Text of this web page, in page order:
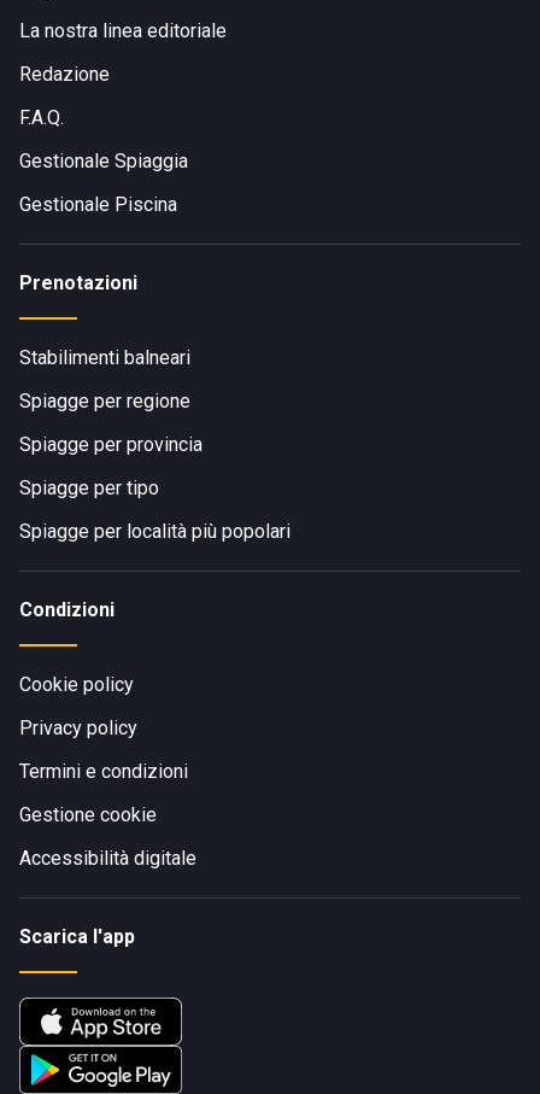
La nostra linea editoriale
Redazione
F.A.Q.
Gestionale Spiaggia
Gestionale Piscina
Prenotazioni
Stabilimenti balneari
Spiagge per regione
Spiagge per provincia
Spiagge per tipo
Spiagge per località più popolari
Condizioni
Cookie policy
Privacy policy
Termini e condizioni
Gestione cookie
Accessibilità digitale
Scarica l'app